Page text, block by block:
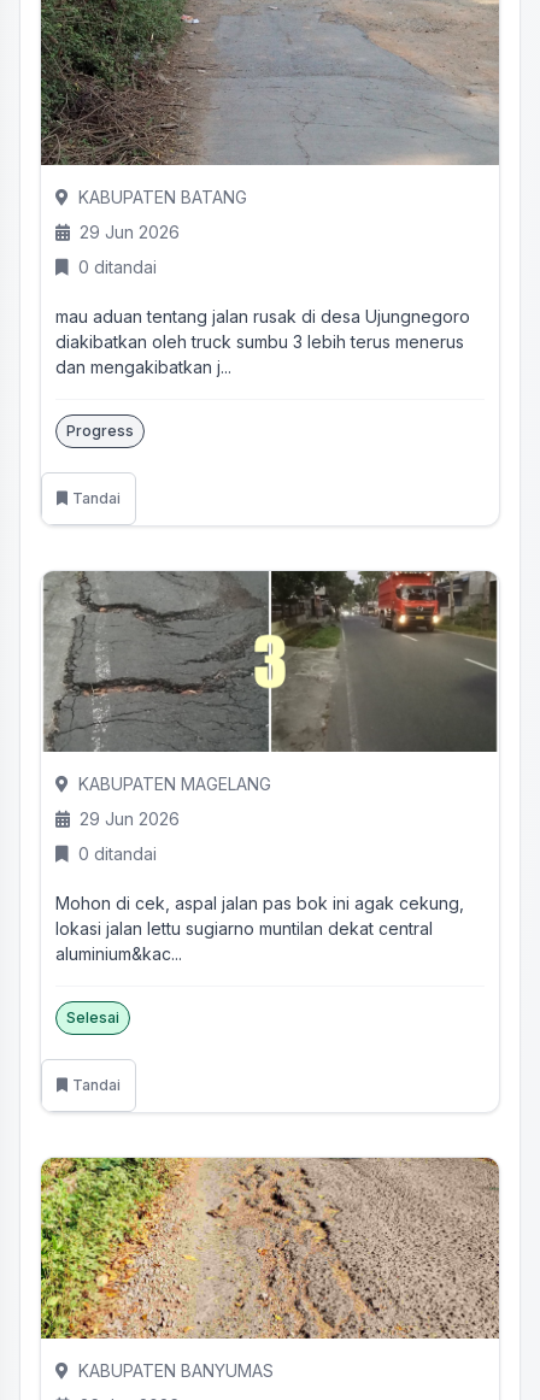
KABUPATEN BATANG
29 Jun 2026
0 ditandai
mau aduan tentang jalan rusak di desa Ujungnegoro
diakibatkan oleh truck sumbu 3 lebih terus menerus
dan mengakibatkan j...
Progress
Tandai
KABUPATEN MAGELANG
29 Jun 2026
0 ditandai
Mohon di cek, aspal jalan pas bok ini agak cekung,
lokasi jalan lettu sugiarno muntilan dekat central
aluminium&kac...
Selesai
Tandai
KABUPATEN BANYUMAS